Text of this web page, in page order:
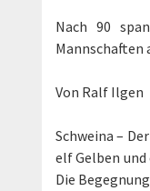
Nach 90
Mannschaften
Von Ralf Ilgen
Schweina –
elf Gelben
Die